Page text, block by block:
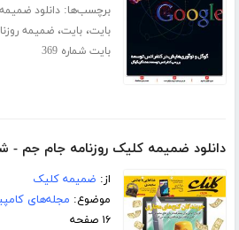
برچسب‌ها:دانلود
بایت،بایت،ضمیمه
بایت شماره 369
دانلود ضمیمه کلیک روزنامه جام جم -
از: ضمیمه کلیک
موضوع: مجله‌های
۱۶ صفحه